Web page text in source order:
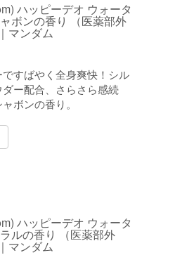
ハッピーデオ ウォータ
ボンの香り （医薬部外
マンダム
ですばやく全身爽快！シル
ー配合、さらさら感続
ボンの香り。
ハッピーデオ ウォータ
ルの香り （医薬部外
マンダム